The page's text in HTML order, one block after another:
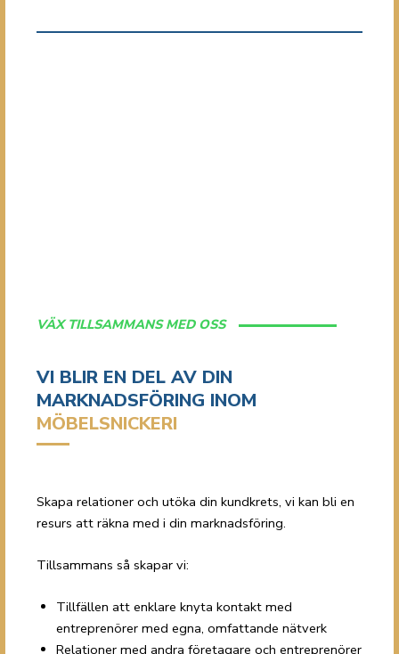
VÄX TILLSAMMANS MED OSS
VI BLIR EN DEL AV DIN
MARKNADSFÖRING INOM
MÖBELSNICKERI
Skapa relationer och utöka din kundkrets, vi kan bli en
resurs att räkna med i din marknadsföring.
Tillsammans så skapar vi:
Tillfällen att enklare knyta kontakt med
entreprenörer med egna, omfattande nätverk
Relationer med andra företagare och entreprenörer